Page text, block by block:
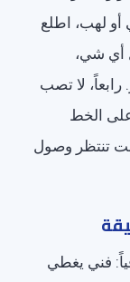
أو لهب، اطلع
بالإطفاء على 112 قبل أي شي،
لا تصب
الخط
تنتظر وصول
فني يغطي